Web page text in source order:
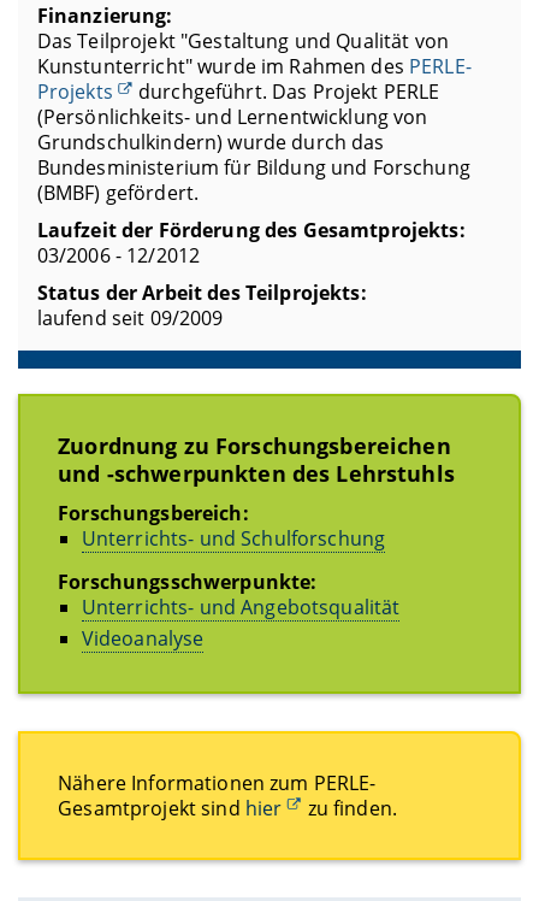
Finanzierung:
Das Teilprojekt "Gestaltung und Qualität von
Kunstunterricht" wurde im Rahmen des PERLE-
Projekts
durchgeführt. Das Projekt PERLE
(Persönlichkeits- und Lernentwicklung von
Grundschulkindern) wurde durch das
Bundesministerium für Bildung und Forschung
(BMBF) gefördert.
Laufzeit der Förderung des Gesamtprojekts:
03/2006 - 12/2012
Status der Arbeit des Teilprojekts:
laufend seit 09/2009
Zuordnung zu Forschungsbereichen
und -schwerpunkten des Lehrstuhls
Forschungsbereich:
Unterrichts- und Schulforschung
Forschungsschwerpunkte:
Unterrichts- und Angebotsqualität
Videoanalyse
Nähere Informationen zum PERLE-
Gesamtprojekt sind hier zu finden.